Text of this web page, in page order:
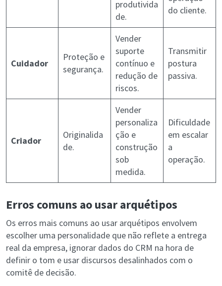
produtivida
de.
do cliente.
Cuidador
Proteção e
segurança.
Vender
suporte
contínuo e
redução de
riscos.
Transmitir
postura
passiva.
Criador
Originalida
de.
Vender
personaliza
ção e
construção
sob
medida.
Dificuldade
em escalar
a
operação.
Erros comuns ao usar arquétipos
Os erros mais comuns ao usar arquétipos envolvem
escolher uma personalidade que não reflete a entrega
real da empresa, ignorar dados do CRM na hora de
definir o tom e usar discursos desalinhados com o
comitê de decisão.